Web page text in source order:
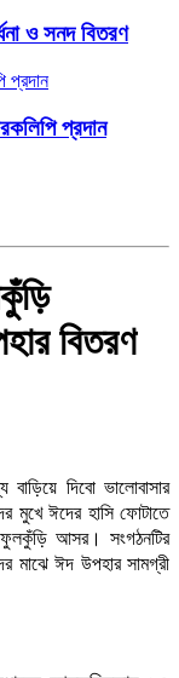
ও সনদ বিতরণ
প্রদান
বিতরণ
দিবো ভালোবাসার
মুখে ঈদের হাসি ফোটাতে
আসর। সংগঠনটির
মাঝে ঈদ উপহার সামগ্রী